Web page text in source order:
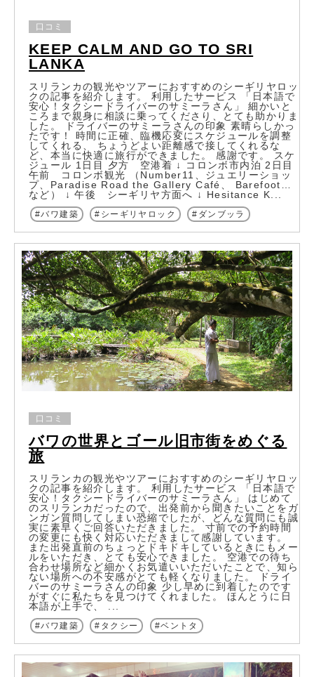
KEEP CALM AND GO TO SRI
LANKA
口コミ
スリランカの観光やツアーにおすすめのシーギリヤロッ
クの記事を紹介します。 利用したサービス 「日本語で
安心！タクシードライバーのサミーラさん」 細かいと
ころまで親身に相談に乗ってくださり、とても助かりま
した。 ドライバーのサミーラさんの印象 素晴らしかっ
たです！ 時間に正確、臨機応変にスケジュールを調整
してくれる、 ちょうどよい距離感で接してくれるな
ど、本当に快適に旅行ができました。 感謝です。 スケ
ジュール 1日目 夕方 空港着 ↓ コロンボ市内泊 2日目
午前 コロンボ観光 （Number11、ジュエリーショッ
プ、Paradise Road the Gallery Café、 Barefoot…
など） ↓ 午後 シーギリヤ方面へ ↓ Hesitance K...
バワ建築 シーギリヤロック ダンブッラ
バワの世界とゴール旧市街をめぐる
旅
口コミ
スリランカの観光やツアーにおすすめのシーギリヤロッ
クの記事を紹介します。 利用したサービス 「日本語で
安心！タクシードライバーのサミーラさん」 はじめて
のスリランカだったので、出発前から聞きたいことをガ
ンガン質問してしまい恐縮でしたが、どんな質問にも誠
実に素早くご回答いただきました。 寸前での予約時間
の変更にも快く対応いただきまして感謝しています。
また出発直前のちょっとドキドキしているときにもメー
ルをいただき、とても安心できました。 空港での待ち
合わせ場所など細かくお気遣いいただいたことで、知ら
ない場所への不安感がとても軽くなりました。 ドライ
バーのサミーラさんの印象 少し早めに到着したのです
がすぐに私たちを見つけてくれました。 ほんとうに日
本語が上手で、 ...
バワ建築 タクシー ベントタ